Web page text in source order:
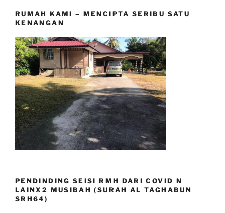
RUMAH KAMI – MENCIPTA SERIBU SATU
KENANGAN
PENDINDING SEISI RMH DARI COVID N
LAINX2 MUSIBAH (SURAH AL TAGHABUN
SRH64)